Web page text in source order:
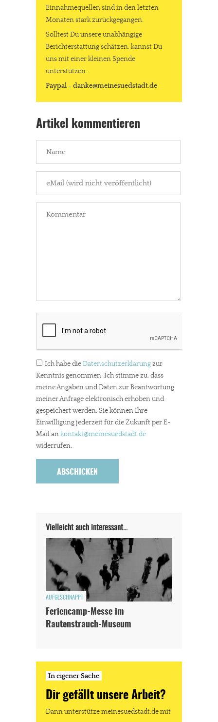
Dir gefällt unsere Arbeit?
meinesuedstadt.de finanziert sich durch Partnerprofile und
Werbung. Beide Einnahmequellen sind in den letzten Monaten
Einnahmequellen sind in den letzten
Monaten stark zurückgegangen.
Solltest Du unsere unabhängige
Berichterstattung schätzen, kannst Du
uns mit einer kleinen Spende
unterstützen.
Paypal - danke@meinesuedstadt.de
Artikel kommentieren
Ich habe dieDatenschutzerklärungzur
Kenntnis genommen. Ich stimme zu, dass
meine Angaben und Daten zur Beantwortung
meiner Anfrage elektronisch erhoben und
gespeichert werden. Sie können Ihre
Einwilligung jederzeit für die Zukunft per E-
Mail ankontakt@meinesuedstadt.de
widerrufen.
Vielleicht auch interessant…
AUFGESCHNAPPT
Feriencamp-Messe im
Rautenstrauch-Museum
In eigener Sache
Dir gefällt unsere Arbeit?
Dann unterstütze meinesuedstadt.de mit